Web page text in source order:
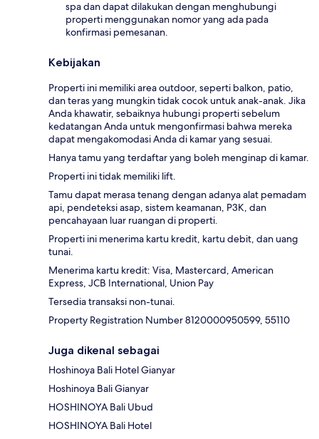
spa dan dapat dilakukan dengan menghubungi
properti menggunakan nomor yang ada pada
konfirmasi pemesanan.
Kebijakan
Properti ini memiliki area outdoor, seperti balkon, patio,
dan teras yang mungkin tidak cocok untuk anak-anak. Jika
Anda khawatir, sebaiknya hubungi properti sebelum
kedatangan Anda untuk mengonfirmasi bahwa mereka
dapat mengakomodasi Anda di kamar yang sesuai.
Hanya tamu yang terdaftar yang boleh menginap di kamar.
Properti ini tidak memiliki lift.
Tamu dapat merasa tenang dengan adanya alat pemadam
api, pendeteksi asap, sistem keamanan, P3K, dan
pencahayaan luar ruangan di properti.
Properti ini menerima kartu kredit, kartu debit, dan uang
tunai.
Menerima kartu kredit: Visa, Mastercard, American
Express, JCB International, Union Pay
Tersedia transaksi non-tunai.
Property Registration Number 8120000950599, 55110
Juga dikenal sebagai
Hoshinoya Bali Hotel Gianyar
Hoshinoya Bali Gianyar
HOSHINOYA Bali Ubud
HOSHINOYA Bali Hotel